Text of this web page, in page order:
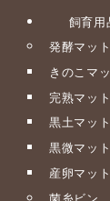
飼育用
発酵マット
きのこマ
完熟マット
黒土マット
黒微マット
産卵マット